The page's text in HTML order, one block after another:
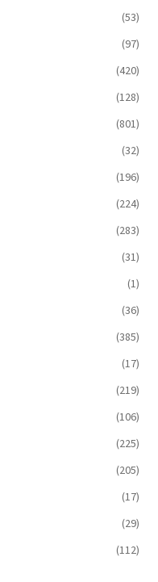
(53)
(97)
(420)
(128)
(801)
(32)
(196)
(224)
(283)
(31)
(1)
(36)
(385)
(17)
(219)
(106)
(225)
(205)
(17)
(29)
(112)